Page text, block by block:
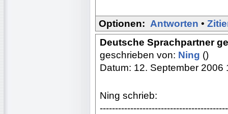
Optionen: Antworten •
Deutsche Sprachpartner
geschrieben von: Ning ()
Datum: 12. September 2006
Ning schrieb: